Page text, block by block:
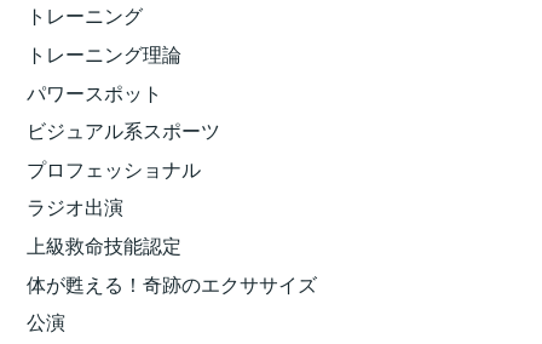
トレーニング
トレーニング理論
パワースポット
ビジュアル系スポーツ
プロフェッショナル
ラジオ出演
上級救命技能認定
体が甦える！奇跡のエクササイズ
公演